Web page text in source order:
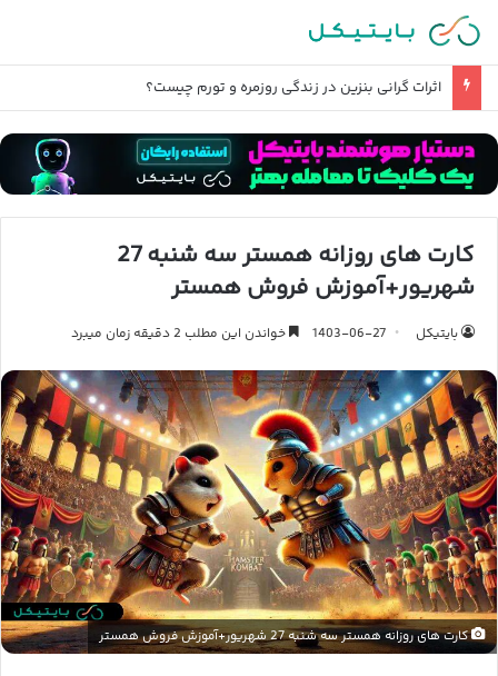
اثرات گرانی بنزین در زندگی روزمره و تورم چیست؟
کارت های روزانه همستر سه شنبه 27
شهریور+آموزش فروش همستر
بایتیکل 1403-06-27 خواندن این مطلب 2 دقیقه زمان میبرد
کارت های روزانه همستر سه شنبه 27 شهریور+آموزش فروش همستر